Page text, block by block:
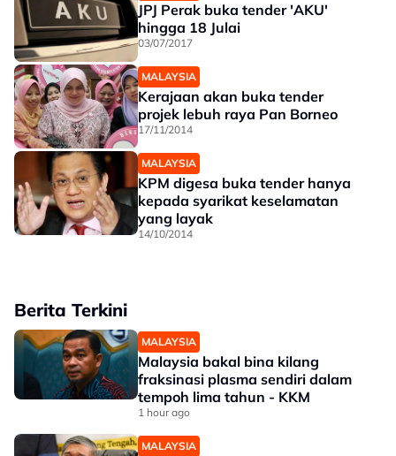
JPJ Perak buka tender 'AKU'
hingga 18 Julai
03/07/2017
MALAYSIA
Kerajaan akan buka tender
projek lebuh raya Pan Borneo
17/11/2014
MALAYSIA
KPM digesa buka tender hanya
kepada syarikat keselamatan
yang layak
14/10/2014
Berita Terkini
MALAYSIA
Malaysia bakal bina kilang
fraksinasi plasma sendiri dalam
tempoh lima tahun - KKM
1 hour ago
MALAYSIA